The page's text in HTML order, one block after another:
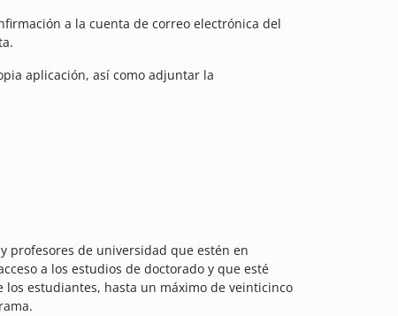
a la cuenta de correo electrónica del
aplicación, así como adjuntar la
profesores de universidad que estén en
a los estudios de doctorado y que esté
estudiantes, hasta un máximo de veinticinco